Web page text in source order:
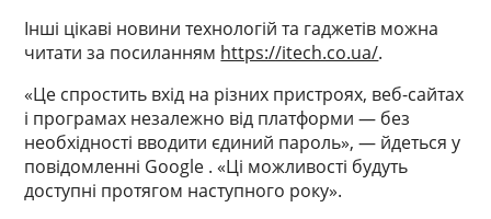
Інші цікаві новини технологій та гаджетів можна
читати за посиланням https://itech.co.ua/.
«Це спростить вхід на різних пристроях, веб-сайтах
і програмах незалежно від платформи — без
необхідності вводити єдиний пароль», — йдеться у
повідомленні Google . «Ці можливості будуть
доступні протягом наступного року».